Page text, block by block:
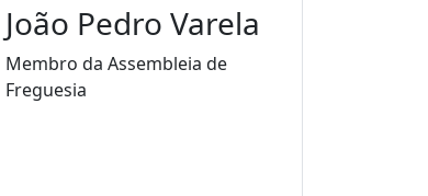
João Pedro Varela
Membro da Assembleia de
Freguesia